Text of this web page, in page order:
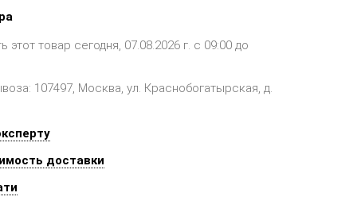
товар сегодня, 07.08.2026 г. с 09:00 до
107497, Москва, ул. Краснобогатырская, д.
доставки